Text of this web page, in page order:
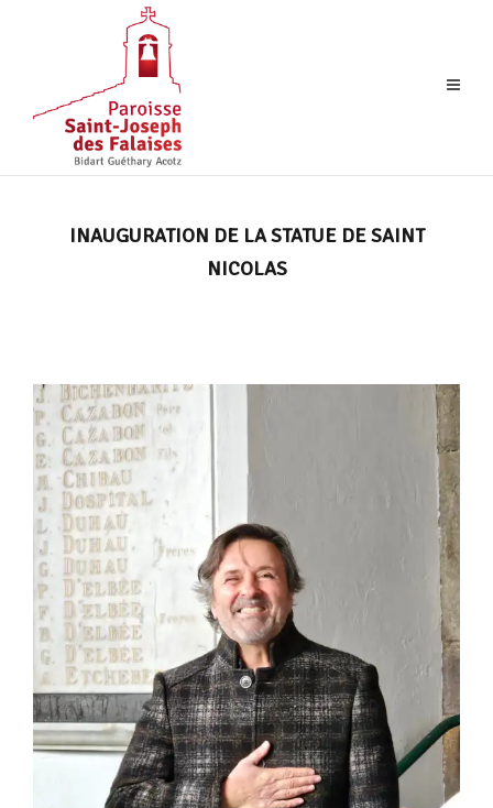
INAUGURATION DE LA STATUE DE SAINT
NICOLAS